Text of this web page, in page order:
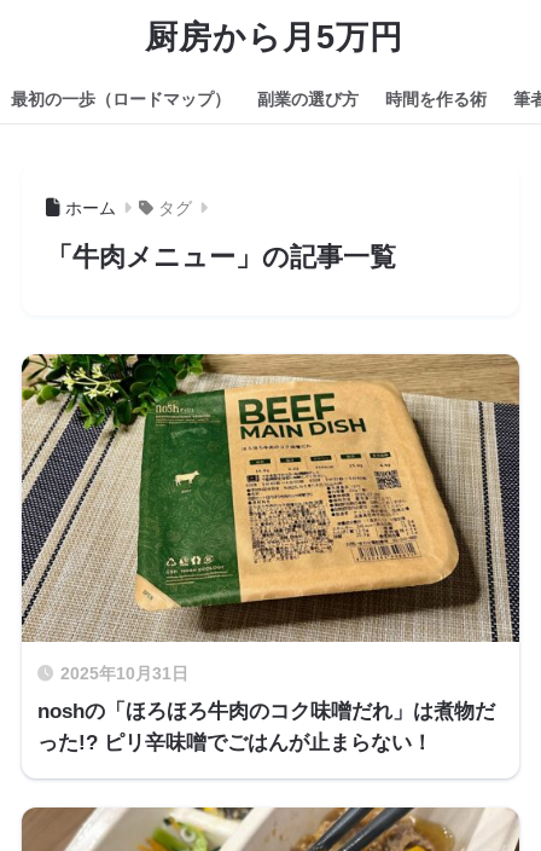
厨房から月5万円
最初の一歩（ロードマップ） 副業の選び方 時間を作る術 筆
ホーム タグ
「牛肉メニュー」の記事一覧
2025年10月31日
noshの「ほろほろ牛肉のコク味噌だれ」は煮物だ
った!? ピリ辛味噌でごはんが止まらない！